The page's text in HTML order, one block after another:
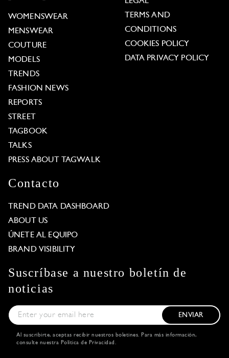
WOMENSWEAR
MENSWEAR
COUTURE
MODELS
TRENDS
FASHION NEWS
REPORTS
STREET
TAGBOOK
TALKS
PRESS ABOUT TAGWALK
TERMS AND
CONDITIONS
COOKIES POLICY
DATA PRIVACY POLICY
Contacto
TREND DATA DASHBOARD
ABOUT US
ÚNETE AL EQUIPO
BRAND VISIBILITY
Suscríbase a nuestro boletín de
noticias
ENVIAR
Al suscribirte, aceptas recibir nuestros boletines. Para más información,
consulte nuestra Política de Privacidad .